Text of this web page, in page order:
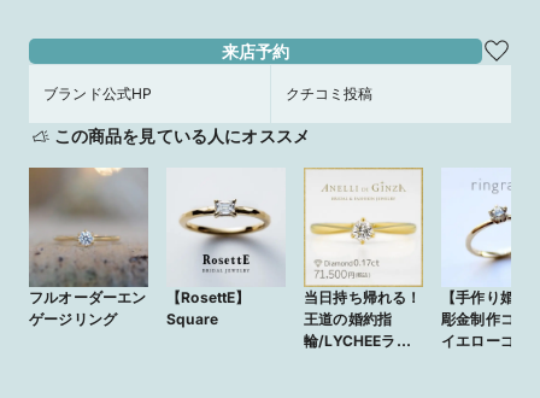
来店予約
ブランド公式HP クチコミ投稿
この商品を見ている人にオススメ
フルオーダーエン
ゲージリング
【RosettE】
Square
当日持ち帰れる！
王道の婚約指
輪/LYCHEEライ
【手作り婚約
彫金制作コー
イエローゴー